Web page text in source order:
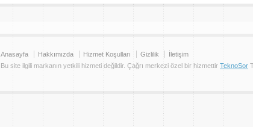
Anasayfa Hakkımızda Hizmet Koşulları Gizlilik
İletişim
Bu site ilgili markanın yetkili hizmeti değildir. Çağrı merkezi özel bir hizmettir TeknoSor